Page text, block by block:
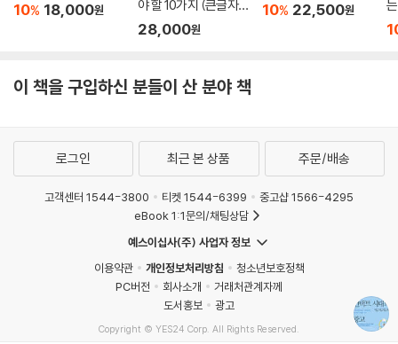
탈경계의 시대, 전기차를 만드는 기업이 게임회사와 경쟁하기도 하고 온라
는 비디오게임을 다수 출시하면서 차량 인포테인먼트 시스템의 폭발적 성
대표적인 국내 온라인 상거래 플랫폼인 쿠팡은 온라인 스트리밍 동영상 서
비스(OTT) ‘쿠팡플레이’와 개방형으로 누구나 쇼호스트가 될 수 있는 라
이브 커머스인 ‘쿠팡 라이브’를 출시하는 등 산업의 경계를 넘는 탈경계의
비대면 2.0 시대, 광고산업의 성장을 위해서는 각자 개별적으로 흩어져 있
경에서 콘텐츠 소비와 상거래 환경이 급속도로 바뀌고 경쟁의 구도도 예측
하기 힘든 마케팅 커뮤니케이션 비즈니스에서 광고산업이 생존하려면 독
특한 전문성이라는 ‘깊이’뿐 아니라 IT, 리테일, 제조업에 이르는 이종 분야
10% 18,000원
야 할 10가지 (큰글자
책)
28,000원
10% 22,500원
이 책을 구입하신 분들이 산 분야 책
로그인 최근 본 상품 주문/배송
고객센터 1544-3800 티켓 1544-6399
중고샵 1566-4295
eBook 1:1문의/채팅상담
예스이십사(주) 사업자 정보
이용약관
개인정보처리방침
청소년보호정책
PC버전
회사소개
거래처관계자께
도서홍보
광고
Copyright © YES24 Corp. All Rights Reserved.